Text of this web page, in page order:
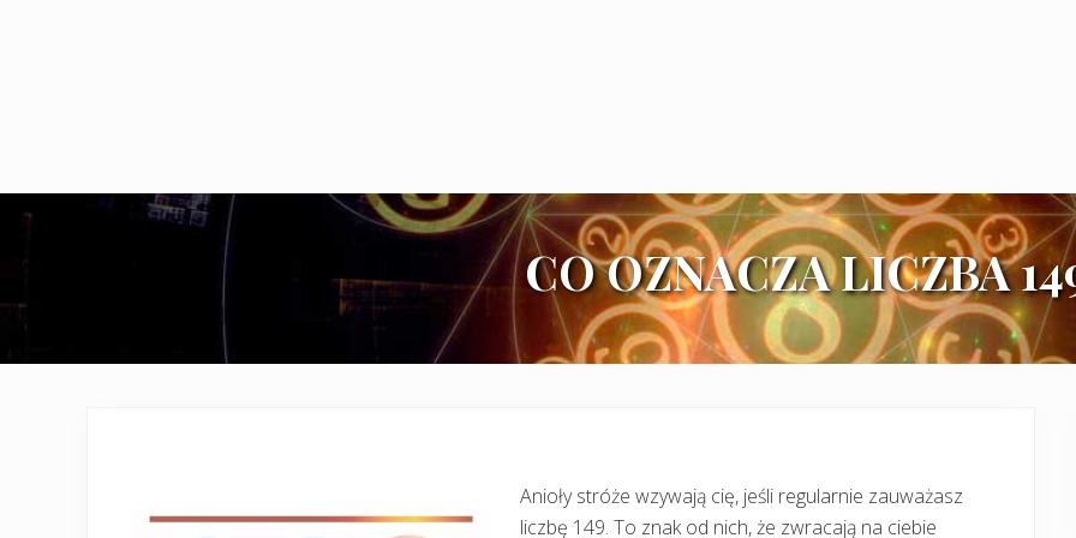
CO OZNACZA LICZBA
Anioły stróże wzywają cię, jeśli regularnie zauważasz
liczbę 149. To znak od nich, że zwracają na ciebie